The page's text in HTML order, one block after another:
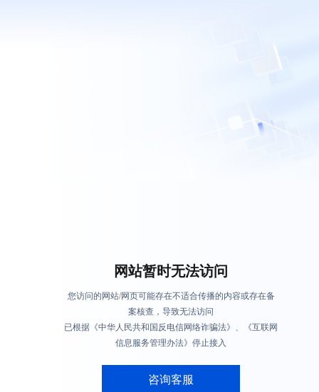
网站暂时无法访问
您访问的网站/网页可能存在不适合传播的内容或存在备
案核查，导致无法访问
已根据《中华人民共和国反电信网络诈骗法》、《互联网
信息服务管理办法》停止接入
咨询客服